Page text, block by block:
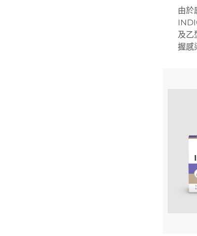
由於
及⼄
握感